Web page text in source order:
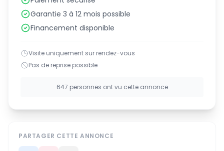
Garantie 3 à 12 mois possible
Financement disponible
Visite uniquement sur rendez-vous
Pas de reprise possible
647 personnes ont vu cette annonce
PARTAGER CETTE ANNONCE